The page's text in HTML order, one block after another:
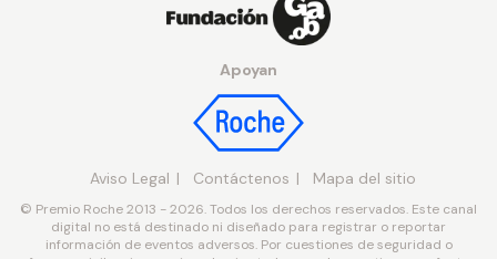
Apoyan
Aviso Legal Contáctenos Mapa del sitio
© Premio Roche 2013 - 2026. Todos los derechos reservados. Este canal
digital no está destinado ni diseñado para registrar o reportar
información de eventos adversos. Por cuestiones de seguridad o